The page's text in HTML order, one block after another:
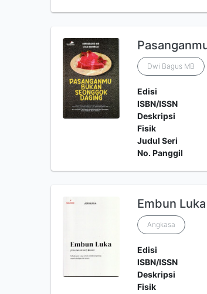
Dwi Bagus MB
Edisi
ISBN/ISSN
Deskripsi
Fisik
Judul Seri
No. Panggil
Embun Luka
Angkasa
Edisi
ISBN/ISSN
Deskripsi
Fisik